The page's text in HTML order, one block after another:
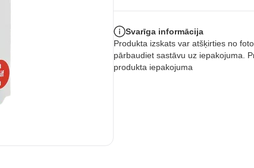
Svarīga informācija
Produkta izskats var atšķirties no
pārbaudiet sastāvu uz iepakojuma.
produkta iepakojuma